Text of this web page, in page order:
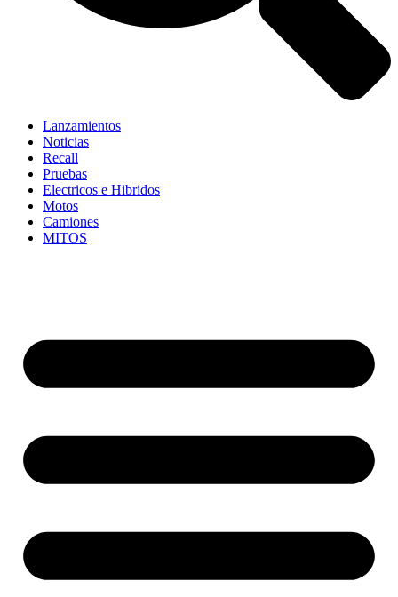
Lanzamientos
Noticias
Recall
Pruebas
Electricos e Hibridos
Motos
Camiones
MITOS